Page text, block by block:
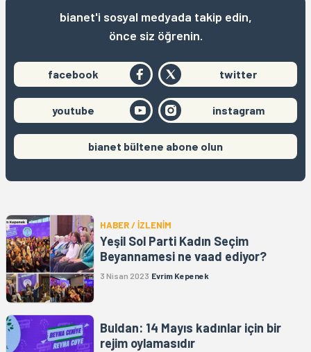
bianet'i sosyal medyada takip edin,
önce siz öğrenin.
facebook twitter
youtube instagram
bianet bültene abone olun
HABER / İZLENİM
Yeşil Sol Parti Kadın Seçim
Beyannamesi ne vaad ediyor?
3 Nisan 2023 Evrim Kepenek
Buldan: 14 Mayıs kadınlar için bir
rejim oylamasıdır